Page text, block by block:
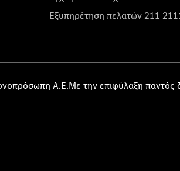
Εξυπηρέτηση πελατών 211
Α.Ε.Με την επιφύλαξη παντός